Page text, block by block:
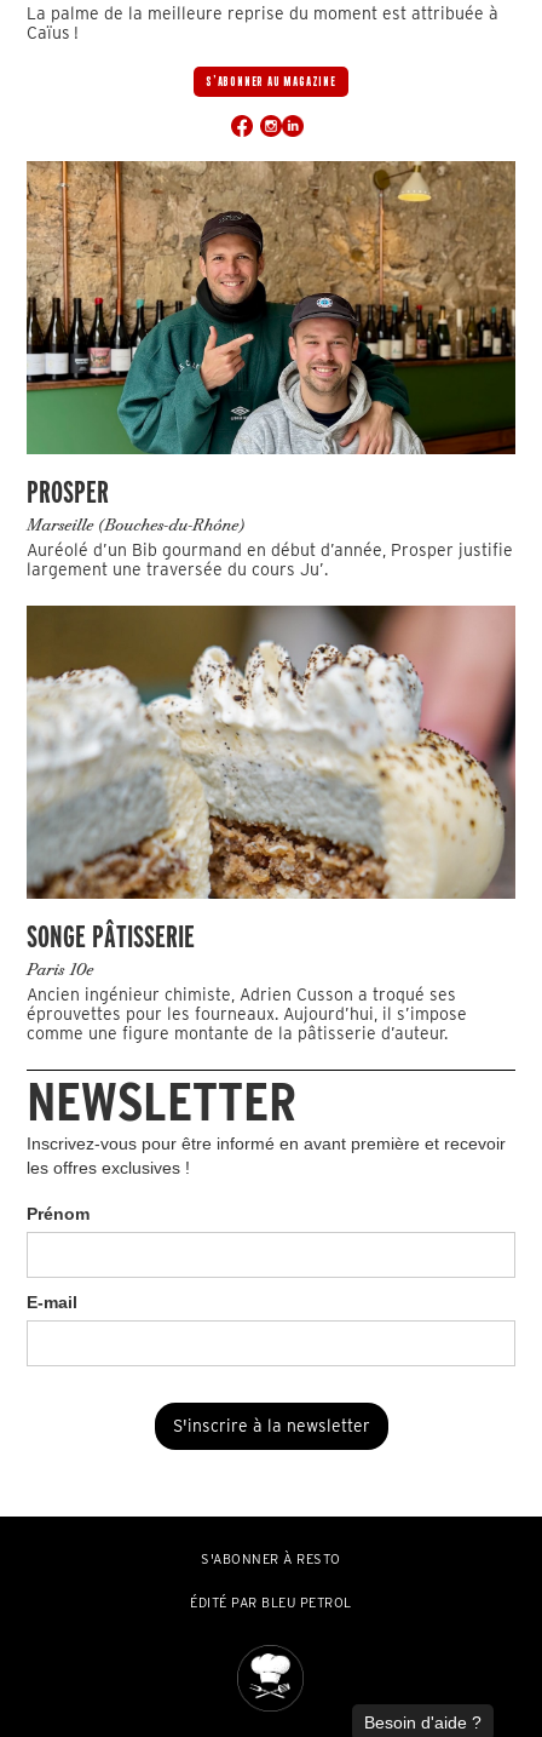
La palme de la meilleure reprise du moment est attribuée à
Caïus !
S'ABONNER AU MAGAZINE
PROSPER
Marseille (Bouches-du-Rhône)
Auréolé d’un Bib gourmand en début d’année, Prosper justifie
largement une traversée du cours Ju’.
SONGE PÂTISSERIE
Paris 10e
Ancien ingénieur chimiste, Adrien Cusson a troqué ses
éprouvettes pour les fourneaux. Aujourd’hui, il s’impose
comme une figure montante de la pâtisserie d’auteur.
NEWSLETTER
Inscrivez-vous pour être informé en avant première et recevoir
les offres exclusives !
Prénom
E-mail
S'ABONNER À RESTO
ÉDITÉ PAR BLEU PETROL